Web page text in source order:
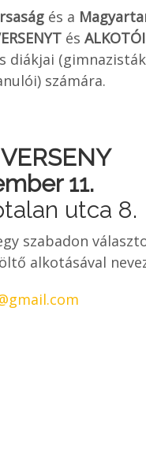
és a
és ALKOTÓI
diákjai
számára.
11.
utca 8.
szabadon
alkotásával